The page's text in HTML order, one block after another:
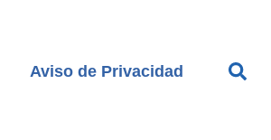
Aviso de Privacidad